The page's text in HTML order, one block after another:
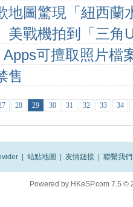
圖驚現「紐西蘭
戰機拍到「三角
可擅取照片檔
售
28 29 30 31 32 33 34
站點地圖 友情鏈接 聯繫我們
Powered by HKeSP.com 7.5 ©